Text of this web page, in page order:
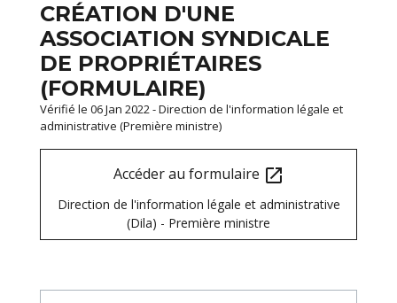
CRÉATION D'UNE
ASSOCIATION SYNDICALE
DE PROPRIÉTAIRES
(FORMULAIRE)
Vérifié le 06 Jan 2022 - Direction de l'information légale et
administrative (Première ministre)
Accéder au formulaire open_in_new
Direction de l'information légale et administrative
(Dila) - Première ministre